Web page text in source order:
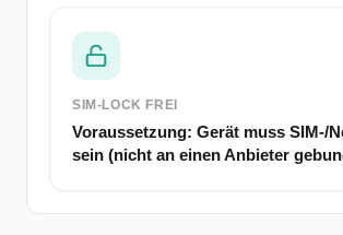
SIM-LOCK FREI
Voraussetzung: Gerät muss SIM-/
sein (nicht an einen Anbieter